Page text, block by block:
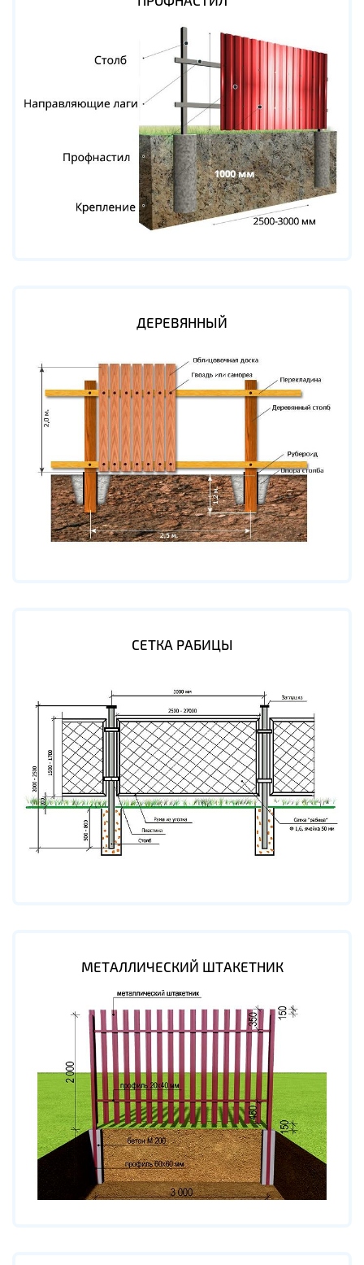
ДЕРЕВЯННЫЙ
СЕТКА РАБИЦЫ
МЕТАЛЛИЧЕСКИЙ ШТАКЕТНИК